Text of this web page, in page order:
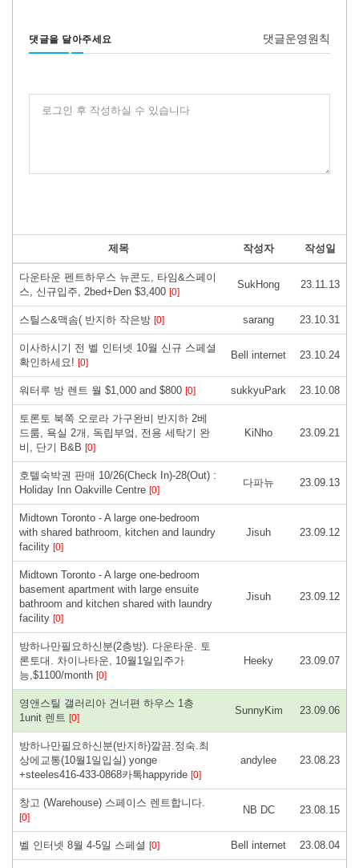
댓글을 달아주세요 댓글운영원칙
로그인 후 작성하실 수 있습니다
제목 작성자 작성일
다운타운 펜트하우스 뉴콘도, 타임&스페이
스, 신규입주, 2bed+Den $3,400 [0]
SukHong 23.11.13
스틸스&맥솜( 반지하 작은방 [0] sarang 23.10.31
이사하시기 전 벨 인터넷 10월 신규 스페셜
확인하세요! [0]
Bell internet 23.10.24
워터루 방 렌트 월 $1,000 and $800 [0] sukkyuPark 23.10.08
토론토 북쪽 오로라 가구완비 반지하 2베
드룸, 욕실 2개, 독립부엌, 전용 세탁기 완
비, 단기 B&B [0]
KiNho 23.09.21
호텔숙박권 판매 10/26(Check In)-28(Out) :
Holiday Inn Oakville Centre [0]
다파뉴 23.09.13
Midtown Toronto - A large one-bedroom
with shared bathroom, kitchen and laundry
facility [0]
Jisuh 23.09.12
Midtown Toronto - A large one-bedroom
basement apartment with large ensuite
bathroom and kitchen shared with laundry
facility [0]
Jisuh 23.09.12
방하나만필요하신분(2층방). 다운타운. 토
론토대. 차이나타운, 10월1일입주가
능,$1100/month [0]
Heeky 23.09.07
영앤스틸 갤러리아 건너편 하우스 1층
1unit 렌트 [0]
SunnyKim 23.09.06
방하나만필요하신분(반지하)깔끔.정숙.최
상에교통(10월1일입실) yonge
+steeles416-433-0868카톡happyride [0]
andylee 23.08.23
창고 (Warehouse) 스페이스 렌트합니다.
[0]
NB DC 23.08.15
벨 인터넷 8월 4-5일 스페셜 [0] Bell internet 23.08.04